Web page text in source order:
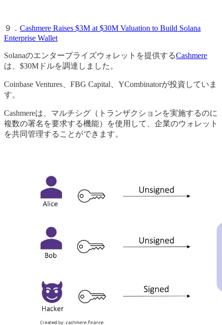
９． Cashmere Raises $3M at $30M Valuation to Build Solana
Enterprise Wallet
Solanaのエンタープライズウォレットを提供するCashmere
は、$30Mドルを調達しました。
Coinbase Ventures、FBG Capital、YCombinatorが投資していま
す。
Cashmereは、マルチシグ（トランザクションを実施するのに
複数の署名を要求する機能）を使用して、企業のウォレット
を共同管理することができます。